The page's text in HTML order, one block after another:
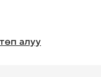
алуу